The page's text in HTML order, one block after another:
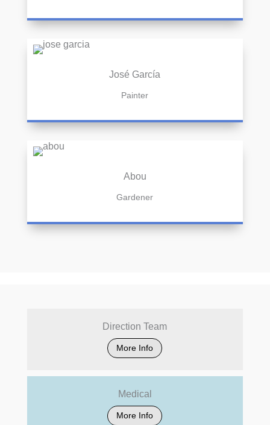
José García
Painter
Abou
Gardener
Direction Team
More Info
Medical
More Info